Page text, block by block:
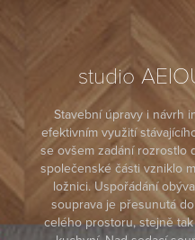
studio
Stavební úpravy i návrh
efektivním využití
se ovšem zadání rozrostlo
společenské části vzniklo
ložnici. Uspořádání
souprava je přesunutá
celého prostoru, stejně